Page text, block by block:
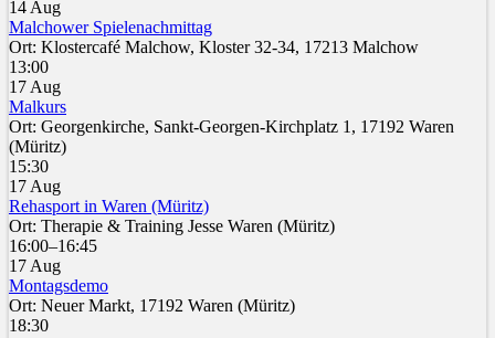
14 Aug
Malchower Spielenachmittag
Ort: Klostercafé Malchow, Kloster 32-34, 17213 Malchow
13:00
17 Aug
Malkurs
Ort: Georgenkirche, Sankt-Georgen-Kirchplatz 1, 17192 Waren
(Müritz)
15:30
17 Aug
Rehasport in Waren (Müritz)
Ort: Therapie & Training Jesse Waren (Müritz)
16:00–16:45
17 Aug
Montagsdemo
Ort: Neuer Markt, 17192 Waren (Müritz)
18:30